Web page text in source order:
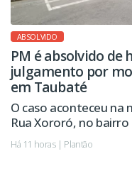
ABSOLVIDO
PM é absolvido de
julgamento por
em Taubaté
O caso aconteceu na
Rua Xororó, no bairro
Há 11 horas | Plantão